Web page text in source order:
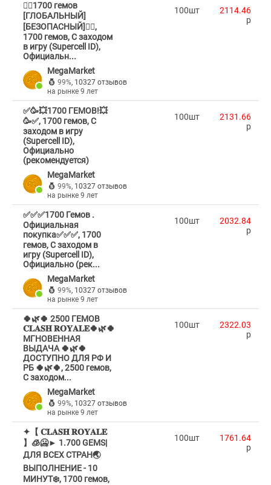
❤️‍🔥1700 гемов
[ГЛОБАЛЬНЫЙ]
[БЕЗОПАСНЫЙ]❤️‍🔥,
1700 гемов, С заходом
в игру (Supercell ID),
Официальн...
MegaMarket
99%, 10327 отзывов
на рынке 9 лет
100шт
2114.46
p
✅🥳💥1700 ГЕМОВ!💥
🥳✅, 1700 гемов, С
заходом в игру
(Supercell ID),
Официально
(рекомендуется)
MegaMarket
99%, 10327 отзывов
на рынке 9 лет
100шт
2131.66
p
✅✅✅1700 Гемов .
Официальная
покупка✅✅✅, 1700
гемов, С заходом в
игру (Supercell ID),
Официально (рек...
MegaMarket
99%, 10327 отзывов
на рынке 9 лет
100шт
2032.84
p
🍀🌿🍀 2500 ГЕМОВ
𝐂𝐋𝐀𝐒𝐇 𝐑𝐎𝐘𝐀𝐋𝐄🍀🌿🍀
МГНОВЕННАЯ
ВЫДАЧА 🍀🌿🍀
ДОСТУПНО ДЛЯ РФ И
РБ 🍀🌿🍀, 2500 гемов,
С заходом...
MegaMarket
99%, 10327 отзывов
на рынке 9 лет
100шт
2322.03
p
✦【 𝐂𝐋𝐀𝐒𝐇 𝐑𝐎𝐘𝐀𝐋𝐄
】🧊🥶► 1.700 GEMS|
ДЛЯ ВСЕХ СТРАН🌏
ВЫПОЛНЕНИЕ - 10
МИНУТ❄️, 1700 гемов,
100шт
1761.64
p